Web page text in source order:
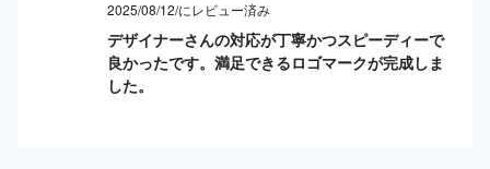
2025/08/12/にレビュー済み
デザイナーさんの対応が丁寧かつスピーディーで
良かったです。満足できるロゴマークが完成しま
した。